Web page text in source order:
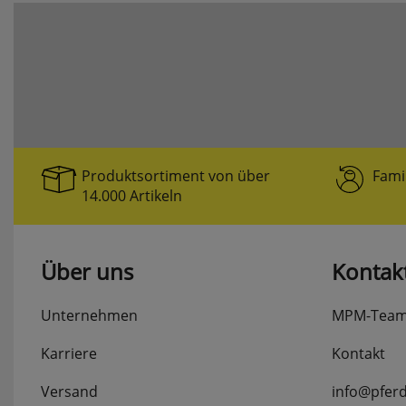
Produktsortiment von über
14.000 Artikeln
MPM-
Kontakt
Über uns
Unternehmen
Karriere
Versand